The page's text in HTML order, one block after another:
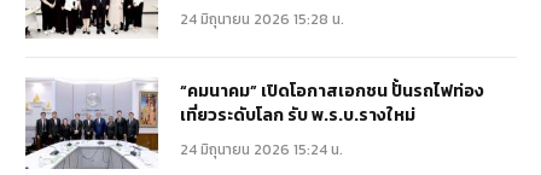
24 มิถุนายน 2026 15:28 น.
“คมนาคม” เปิดโอกาสเอกชน ปั้นรถไฟท่อง
เที่ยวระดับโลก รับ พ.ร.บ.รางใหม่
24 มิถุนายน 2026 15:24 น.